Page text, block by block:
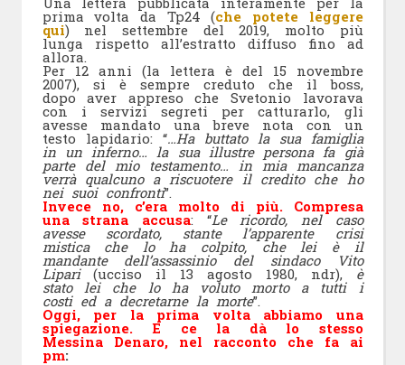
prima volta da Tp24 (che potete leggere
qui) nel settembre del 2019, molto più
lunga rispetto all’estratto diffuso fino ad
allora.
Per 12 anni (la lettera è del 15 novembre
2007), si è sempre creduto che il boss,
dopo aver appreso che Svetonio lavorava
con i servizi segreti per catturarlo, gli
avesse mandato una breve nota con un
testo lapidario: “…Ha buttato la sua famiglia
in un inferno… la sua illustre persona fa già
parte del mio testamento… in mia mancanza
verrà qualcuno a riscuotere il credito che ho
nei suoi confronti”.
Invece no, c’era molto di più. Compresa
una strana accusa: “Le ricordo, nel caso
avesse scordato, stante l’apparente crisi
mistica che lo ha colpito, che lei è il
mandante dell’assassinio del sindaco Vito
Lipari(ucciso il 13 agosto 1980, ndr), è
stato lei che lo ha voluto morto a tutti i
costi ed a decretarne la morte”.
Oggi, per la prima volta abbiamo una
spiegazione. E ce la dà lo stesso
Messina Denaro, nel racconto che fa ai
pm: